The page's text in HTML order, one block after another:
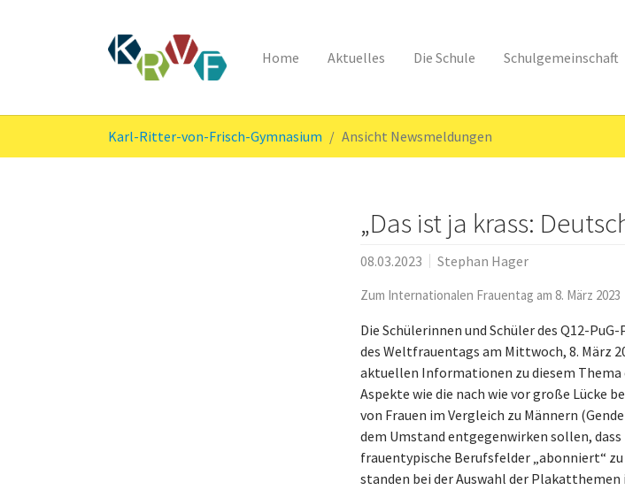
Home Aktuelles Die Schule Schulgemeinschaft
Karl-Ritter-von-Frisch-Gymnasium Ansicht Newsmeldungen
„Das ist ja krass:
08.03.2023 Stephan Hager
Zum Internationalen Frauentag am 8. März 2023
Die Schülerinnen und Schüler des Q12-
des Weltfrauentags am Mittwoch, 8. März
aktuellen Informationen zu diesem
Aspekte wie die nach wie vor große Lücke
von Frauen im Vergleich zu Männern
dem Umstand entgegenwirken sollen,
frauentypische Berufsfelder „abonniert“ zu
standen bei der Auswahl der Plakatthemen